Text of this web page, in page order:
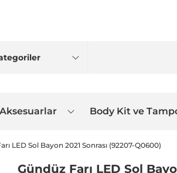
Aksesuarlar Body Kit ve
LED Sol Bayon 2021 Sonrası (92207-Q0600)
Gündüz Farı LED Sol